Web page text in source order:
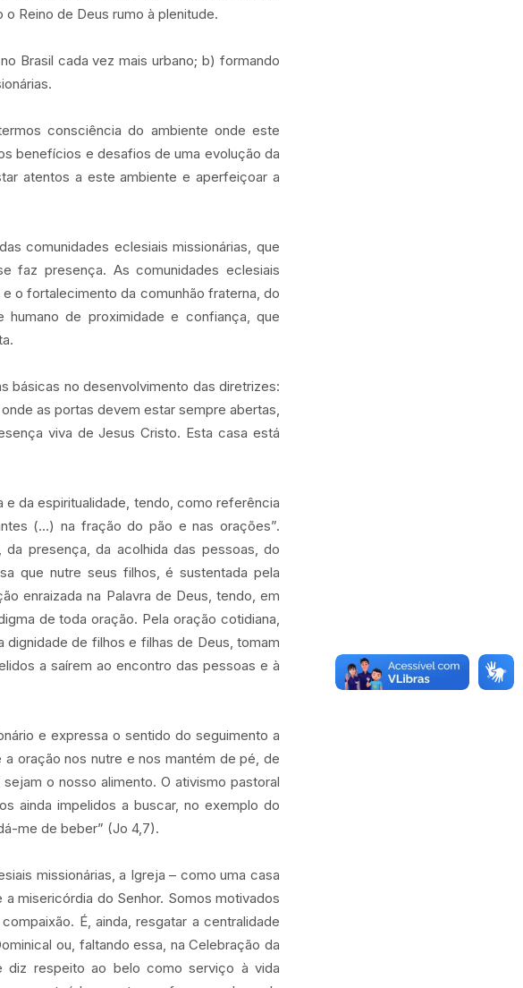
Reino de Deus rumo à plenitude.
Brasil cada vez mais urbano; b) formando
consciência do ambiente onde este
benefícios e desafios de uma evolução da
atentos a este ambiente e aperfeiçoar a
comunidades eclesiais missionárias, que
faz presença. As comunidades eclesiais
o fortalecimento da comunhão fraterna, do
humano de proximidade e confiança, que
básicas no desenvolvimento das diretrizes:
as portas devem estar sempre abertas,
viva de Jesus Cristo. Esta casa está
da espiritualidade, tendo, como referência
(…) na fração do pão e nas orações”.
presença, da acolhida das pessoas, do
que nutre seus filhos, é sustentada pela
enraizada na Palavra de Deus, tendo, em
de toda oração. Pela oração cotidiana,
de filhos e filhas de Deus, tomam
a saírem ao encontro das pessoas e à
e expressa o sentido do seguimento a
oração nos nutre e nos mantém de pé, de
o nosso alimento. O ativismo pastoral
ainda impelidos a buscar, no exemplo do
me de beber” (Jo 4,7).
missionárias, a Igreja – como uma casa
misericórdia do Senhor. Somos motivados
É, ainda, resgatar a centralidade
ou, faltando essa, na Celebração da
diz respeito ao belo como serviço à vida